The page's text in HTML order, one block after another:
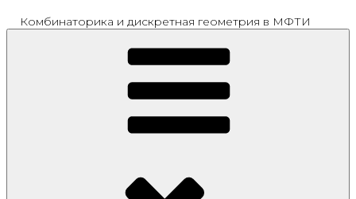
Комбинаторика и дискретная геометрия в МФТИ